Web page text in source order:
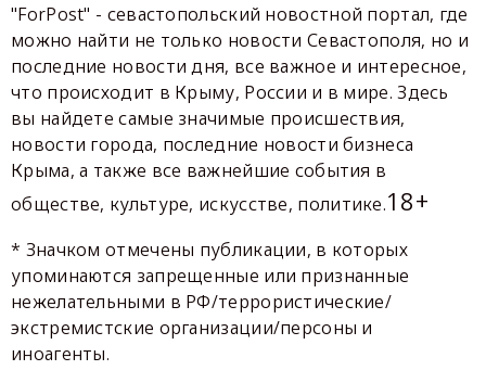
"ForPost" - севастопольский новостной портал, где
можно найти не только новости Севастополя, но и
последние новости дня, все важное и интересное,
что происходит в Крыму, России и в мире. Здесь
вы найдете самые значимые происшествия,
новости города, последние новости бизнеса
Крыма, а также все важнейшие события в
обществе, культуре, искусстве, политике.18+
* Значком отмечены публикации, в которых
упоминаются запрещенные или признанные
нежелательными в РФ/террористические/
экстремистские организации/персоны и
иноагенты.